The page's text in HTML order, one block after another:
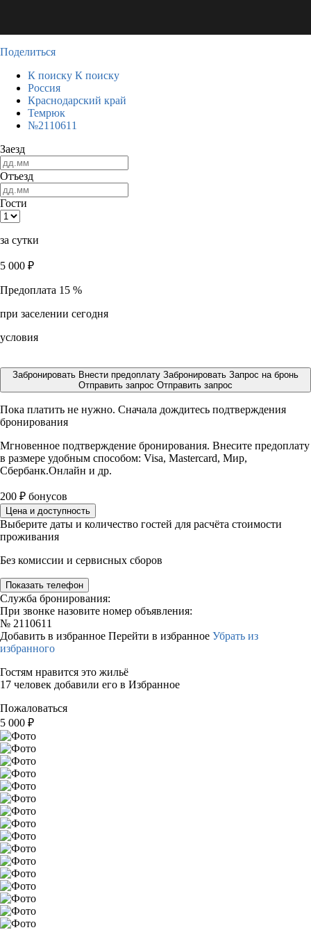
Поделиться
К поиску К поиску
Россия
Краснодарский край
Темрюк
№2110611
Заезд
Отъезд
Гости
за сутки
5 000 ₽
Предоплата 15 %
при заселении сегодня
условия
Забронировать Внести предоплату Забронировать Запрос на бронь
Отправить запрос Отправить запрос
Пока платить не нужно. Сначала дождитесь подтверждения
бронирования
Мгновенное подтверждение бронирования. Внесите предоплату
в размере удобным способом: Visa, Mastercard, Мир,
Сбербанк.Онлайн и др.
200 ₽ бонусов
Цена и доступность
Выберите даты и количество гостей для расчёта стоимости
проживания
Без комиссии и сервисных сборов
Показать телефон
Служба бронирования:
При звонке назовите номер объявления:
№ 2110611
Добавить в избранное Перейти в избранное Убрать из
избранного
Гостям нравится это жильё
17 человек добавили его в Избранное
Пожаловаться
5 000 ₽